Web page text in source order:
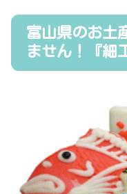
富山県のお土
ません！『細